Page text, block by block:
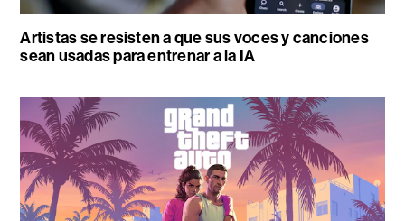
Artistas se resisten a que sus voces y canciones
sean usadas para entrenar a la IA